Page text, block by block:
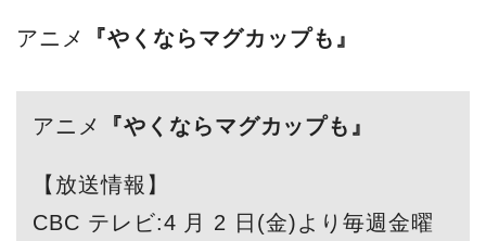
アニメ 『やくならマグカップも』
アニメ 『やくならマグカップも』
【放送情報】
CBC テレビ:4 月 2 日(金)より毎週金曜